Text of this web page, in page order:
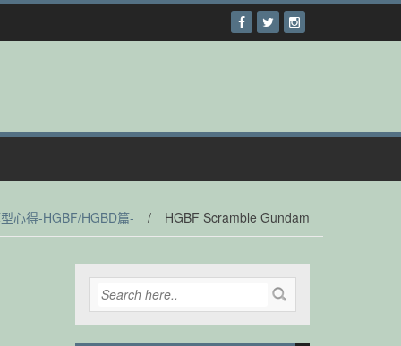
心得-HGBF/HGBD篇- / HGBF Scramble Gundam